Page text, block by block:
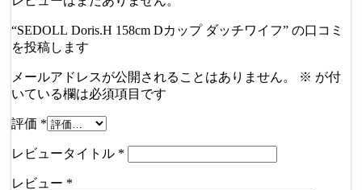
“SEDOLL Doris.H 158cm Dカップ ダッチワイフ” の口コミ
を投稿します
メールアドレスが公開されることはありません。 ※ が付
いている欄は必須項目です
評価 *
レビュータイトル *
レビュー *